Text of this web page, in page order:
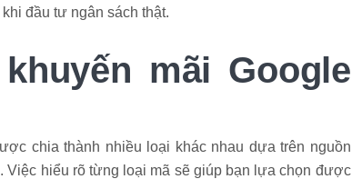
đầu tư ngân sách thật.
mãi Google
chia thành nhiều loại khác nhau dựa trên nguồn
Việc hiểu rõ từng loại mã sẽ giúp bạn lựa chọn được